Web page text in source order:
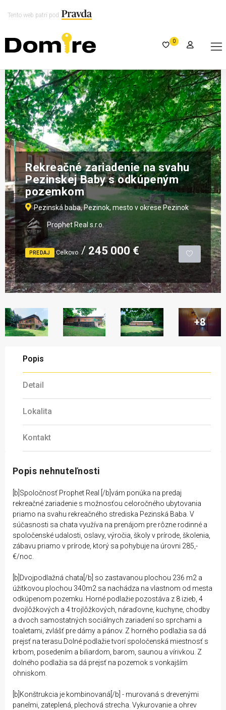
Tento web patrí pod
0
Rekreačné zariadenie na svahu
Pezinskej Baby s odkúpeným
pozemkom
Pezinská baba, Pezinok, mesto v okrese Pezinok
Prophet Real s.r.o.
PREDAJ Celkovo 245 000 €
+8
Popis
Detail
Lokalita
Kontakt
Popis nehnuteľnosti
[b]Spoločnosť Prophet Real [/b]vám ponúka na predaj
rekreačné zariadenie s možnosťou celoročného ubytovania
priamo na svahu rekreačného strediska Pezinská Baba. V
súčasnosti sa chata využíva na prenájom pre rôzne rodinné a
spoločenské udalosti, oslavy, výročia, školy v prírode, školenia,
zábavu priamo v prírode, ktorý sa pohybuje na úrovni 285,-
€/noc.
[b]Dvojpodlažná chata[/b] so zastavanou plochou 236 m2 a
úžitkovou plochou 340m2 sa nachádza na vlastnom od mesta
odkúpenom pozemku. Horné podlažie pozostáva z 8 izieb, 4
dvojlôžkových a 4 trojlôžkových, náraďovne, kuchyne, chodby
a dvoch samostatných sociálnych zariadení so sprchami a
toaletami, zvlášť pre dámy a pánov. Z horného podlažia sa dá
prejsť na terasu.Dolné podlažie tvorí spoločenská miestnosť s
krbom, posedením a biliardom, barom, saunou a vírivkou. Z
dolného podlažia sa dá prejsť na pozemok s vonkajším
ohniskom.
[b]Konštrukcia je kombinovaná[/b] - murovaná s drevenými
panelmi, zateplená, plechová strecha. Vykurovanie a ohrev